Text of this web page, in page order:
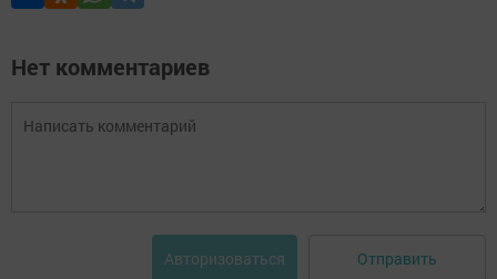
Нет комментариев
Авторизоваться Отправить